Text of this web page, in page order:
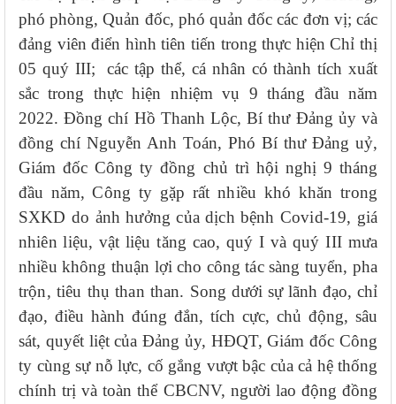
phó phòng, Quản đốc, phó quản đốc các đơn vị; các
đảng viên điển hình tiên tiến trong thực hiện Chỉ thị
05 quý III; các tập thể, cá nhân có thành tích xuất
sắc trong thực hiện nhiệm vụ 9 tháng đầu năm
2022. Đồng chí Hồ Thanh Lộc, Bí thư Đảng ủy và
đồng chí Nguyễn Anh Toán, Phó Bí thư Đảng uỷ,
Giám đốc Công ty đồng chủ trì hội nghị 9 tháng
đầu năm,Công ty gặp rất nhiều khó khăn trong
SXKD do ảnh hưởng của dịch bệnh Covid-19, giá
nhiên liệu, vật liệu tăng cao, quý I và quý III mưa
nhiều không thuận lợi cho công tác sàng tuyển, pha
trộn, tiêu thụ than than. Song dưới sự lãnh đạo, chỉ
đạo, điều hành đúng đắn, tích cực, chủ động, sâu
sát, quyết liệt của Đảng ủy, HĐQT, Giám đốc Công
ty cùng sự nỗ lực, cố gắng vượt bậc của cả hệ thống
chính trị và toàn thể CBCNV, người lao động đồng